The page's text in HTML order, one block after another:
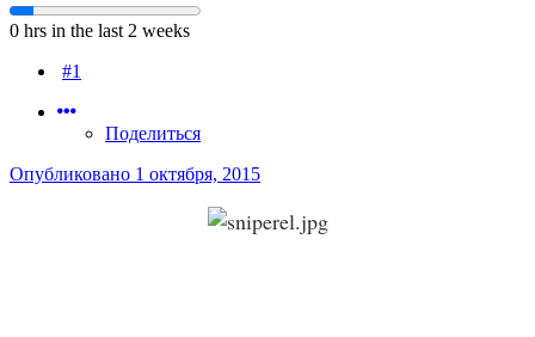
0 hrs in the last 2 weeks
#1
Поделиться
Опубликовано 1 октября, 2015